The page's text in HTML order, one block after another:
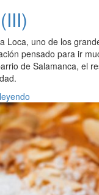
Loca, uno de los
pensado para ir
de Salamanca, el